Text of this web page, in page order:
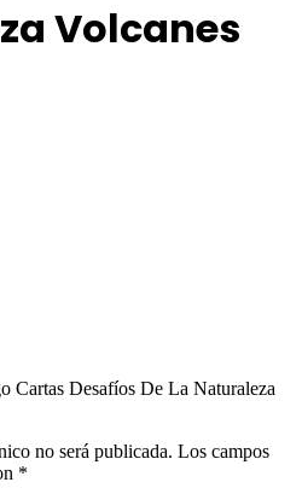
Volcanes
Cartas Desafíos De La Naturaleza
no será publicada. Los campos
*